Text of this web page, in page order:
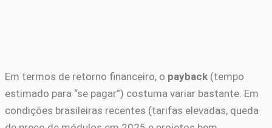
Em termos de retorno financeiro, o payback (tempo
estimado para “se pagar”) costuma variar bastante. Em
condições brasileiras recentes (tarifas elevadas, queda